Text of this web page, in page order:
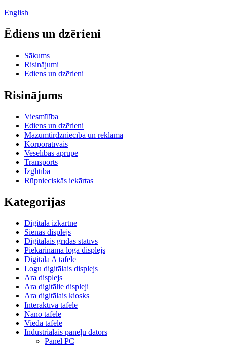
English
Ēdiens un dzērieni
Sākums
Risinājumi
Ēdiens un dzērieni
Risinājums
Viesmīlība
Ēdiens un dzērieni
Mazumtirdzniecība un reklāma
Korporatīvais
Veselības aprūpe
Transports
Izglītība
Rūpnieciskās iekārtas
Kategorijas
Digitālā izkārtne
Sienas displejs
Digitālais grīdas statīvs
Piekarināma loga displejs
Digitālā A tāfele
Logu digitālais displejs
Āra displejs
Āra digitālie displeji
Āra digitālais kiosks
Interaktīvā tāfele
Nano tāfele
Viedā tāfele
Industriālais paneļu dators
Panel PC